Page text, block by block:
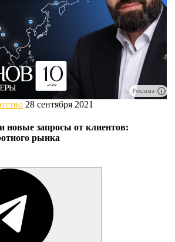
Реклама
28 сентября 2021
новые запросы от клиентов:
рынка